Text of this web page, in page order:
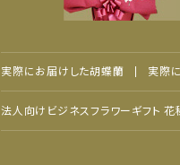
実際にお届けした胡蝶蘭 実際
法人向けビジネスフラワーギフト 花